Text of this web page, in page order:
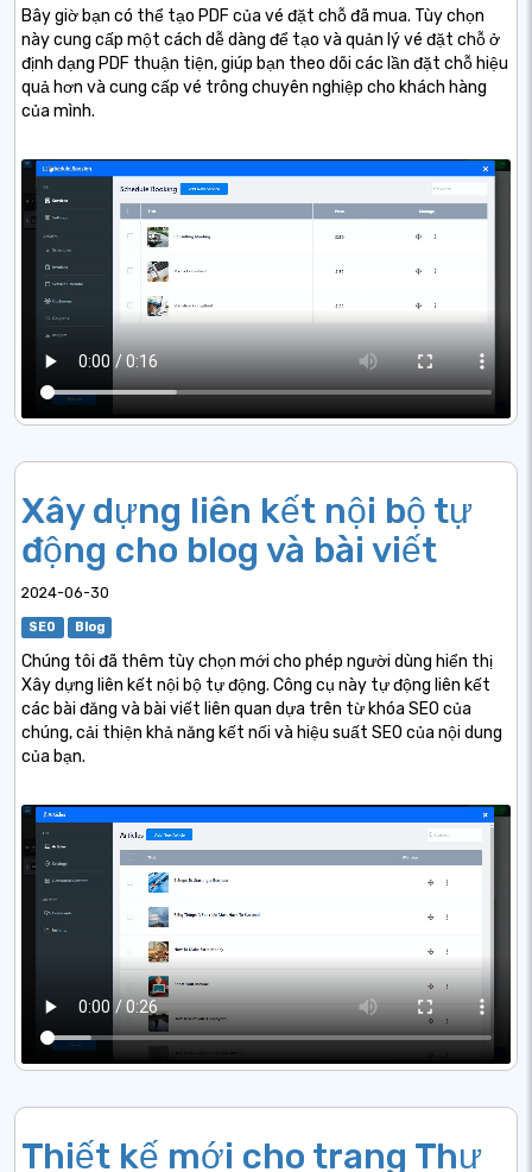
Bây giờ bạn có thể tạo PDF của vé đặt chỗ đã mua. Tùy chọn
này cung cấp một cách dễ dàng để tạo và quản lý vé đặt chỗ ở
định dạng PDF thuận tiện, giúp bạn theo dõi các lần đặt chỗ hiệu
quả hơn và cung cấp vé trông chuyên nghiệp cho khách hàng
của mình.
Xây dựng liên kết nội bộ tự
động cho blog và bài viết
2024-06-30
SEO Blog
Chúng tôi đã thêm tùy chọn mới cho phép người dùng hiển thị
Xây dựng liên kết nội bộ tự động. Công cụ này tự động liên kết
các bài đăng và bài viết liên quan dựa trên từ khóa SEO của
chúng, cải thiện khả năng kết nối và hiệu suất SEO của nội dung
của bạn.
Thiết kế mới cho trang Thư